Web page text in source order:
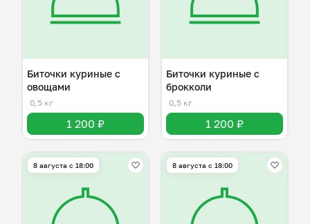
Биточки куриные с
овощами
0,5 кг
1 200 ₽
Биточки куриные с
брокколи
0,5 кг
1 200 ₽
8 августа с 18:00 8 августа с 18:00